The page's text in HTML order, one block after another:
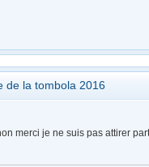
de la tombola 2016
merci je ne suis pas attirer